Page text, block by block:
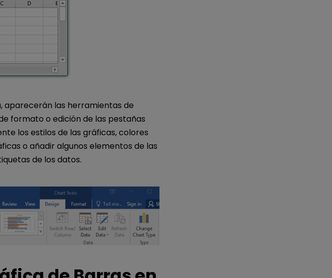
aparecerán las herramientas de
formato o edición de las pestañas
los estilos de las gráficas, colores
o añadir algunos elementos de las
de los datos.